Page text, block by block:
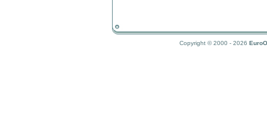
Copyright © 2000 - 2026